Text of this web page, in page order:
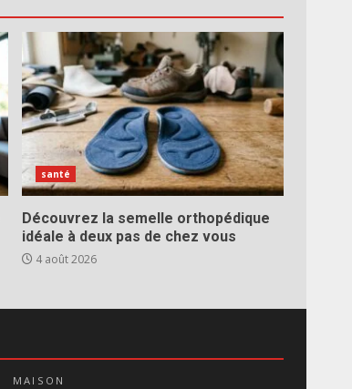
santé
Découvrez la semelle orthopédique
idéale à deux pas de chez vous
4 août 2026
MAISON